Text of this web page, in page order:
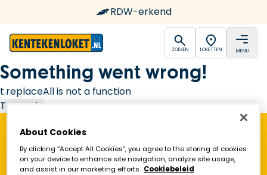
RDW-erkend
open
ZOEKEN LOKETTEN MENU
Something went wrong!
t.replaceAll is not a function
Try again
Vind een Kentekenloket in de buurt!
About Cookies
By clicking “Accept All Cookies”, you agree to the storing of cookies
on your device to enhance site navigation, analyze site usage,
and assist in our marketing efforts. Cookiebeleid